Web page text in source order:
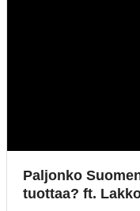
Paljonko
tuottaa? ft.